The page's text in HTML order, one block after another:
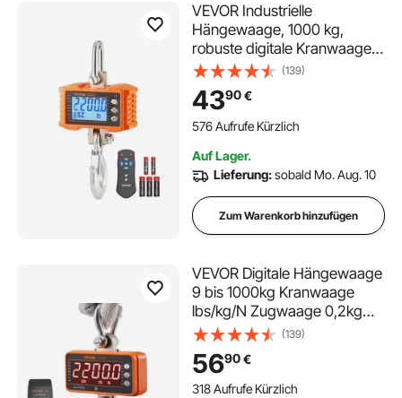
VEVOR Industrielle
Hängewaage, 1000 kg,
robuste digitale Kranwaage
mit Fernbedienung,
Lastenwaage, Gehäuse aus
Aluminiumguss, hochpräzises
LCD-Display für Bau, Fabrik,
(139)
4390€
576 Aufrufe Kürzlich
Auf Lager.
Lieferung:sobald Mo. Aug. 10
Zum Warenkorb hinzufügen
VEVOR Digitale Hängewaage
9 bis 1000kg Kranwaage
lbs/kg/N Zugwaage 0,2kg
Genauigkeit Wildwaage
Industriewaage LED-Display
Hängende Waage Mini
tragbare Waage mit
(139)
5690€
318 Aufrufe Kürzlich